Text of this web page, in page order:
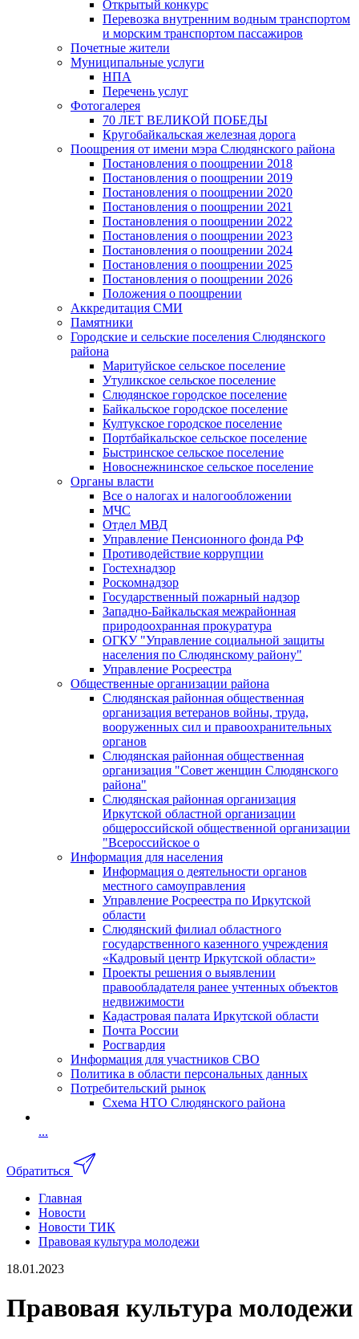
Открытый конкурс
Перевозка внутренним водным транспортом
и морским транспортом пассажиров
Почетные жители
Муниципальные услуги
НПА
Перечень услуг
Фотогалерея
70 ЛЕТ ВЕЛИКОЙ ПОБЕДЫ
Кругобайкальская железная дорога
Поощрения от имени мэра Слюдянского района
Постановления о поощрении 2018
Постановления о поощрении 2019
Постановления о поощрении 2020
Постановления о поощрении 2021
Постановления о поощрении 2022
Постановления о поощрении 2023
Постановления о поощрении 2024
Постановления о поощрении 2025
Постановления о поощрении 2026
Положения о поощрении
Аккредитация СМИ
Памятники
Городские и сельские поселения Слюдянского
района
Маритуйское сельское поселение
Утуликское сельское поселение
Слюдянское городское поселение
Байкальское городское поселение
Култукское городское поселение
Портбайкальское сельское поселение
Быстринское сельское поселение
Новоснежнинское сельское поселение
Органы власти
Все о налогах и налогообложении
МЧС
Отдел МВД
Управление Пенсионного фонда РФ
Противодействие коррупции
Гостехнадзор
Роскомнадзор
Государственный пожарный надзор
Западно-Байкальская межрайонная
природоохранная прокуратура
ОГКУ "Управление социальной защиты
населения по Слюдянскому району"
Управление Росреестра
Общественные организации района
Слюдянская районная общественная
организация ветеранов войны, труда,
вооруженных сил и правоохранительных
органов
Слюдянская районная общественная
организация "Совет женщин Слюдянского
района"
Слюдянская районная организация
Иркутской областной организации
общероссийской общественной организации
"Всероссийское о
Информация для населения
Информация о деятельности органов
местного самоуправления
Управление Росреестра по Иркутской
области
Слюдянский филиал областного
государственного казенного учреждения
«Кадровый центр Иркутской области»
Проекты решения о выявлении
правообладателя ранее учтенных объектов
недвижимости
Кадастровая палата Иркутской области
Почта России
Росгвардия
Информация для участников СВО
Политика в области персональных данных
Потребительский рынок
Схема НТО Слюдянского района
...
Обратиться
Главная
Новости
Новости ТИК
Правовая культура молодежи
18.01.2023
Правовая культура молодежи